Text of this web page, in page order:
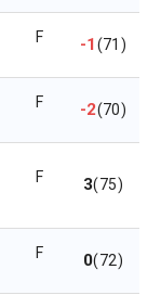
F -1(71)
F -2(70)
F 3(75)
F 0(72)